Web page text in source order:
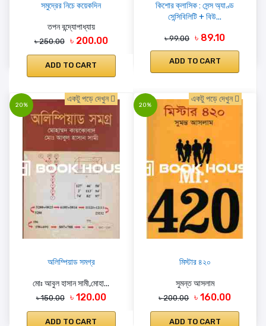
সমুদ্রের নিচে কয়েকদিন
তপন বন্দ্যোপাধ্যায়
৳ 250.00 ৳ 200.00
ADD TO CART
কিশোর ক্লাসিক : সেন্স অ্যাণ্ড
সেন্সিবিলিটি + বিউ...
৳ 99.00 ৳ 89.10
ADD TO CART
20%
একটু পড়ে দেখুন
অলিম্পিয়াড সমগ্র
মোঃ আবুল হাসান সামী,মোহা...
৳ 150.00 ৳ 120.00
ADD TO CART
20%
একটু পড়ে দেখুন
মিস্টার ৪২০
সুমন্ত আসলাম
৳ 200.00 ৳ 160.00
ADD TO CART